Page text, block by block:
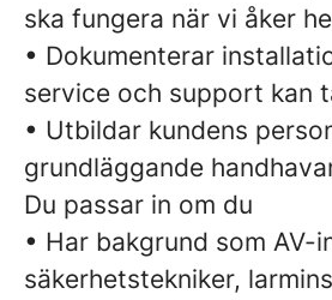
ska fungera när vi åker
• Dokumenterar
service och support kan
• Utbildar kundens
grundläggande
Du passar in om du
• Har bakgrund som AV-
säkerhetstekniker,